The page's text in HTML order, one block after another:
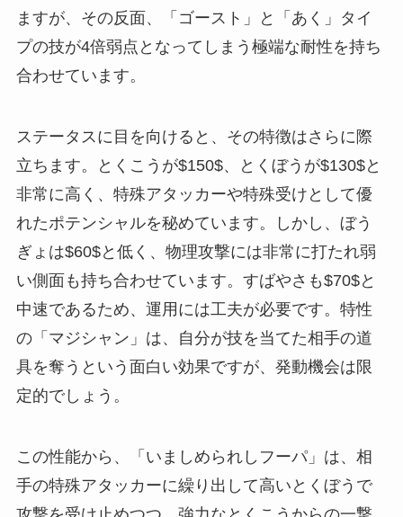
ますが、その反面、「ゴースト」と「あく」タイ
プの技が4倍弱点となってしまう極端な耐性を持ち
合わせています。
ステータスに目を向けると、その特徴はさらに際
立ちます。とくこうが$150$、とくぼうが$130$と
非常に高く、特殊アタッカーや特殊受けとして優
れたポテンシャルを秘めています。しかし、ぼう
ぎょは$60$と低く、物理攻撃には非常に打たれ弱
い側面も持ち合わせています。すばやさも$70$と
中速であるため、運用には工夫が必要です。特性
の「マジシャン」は、自分が技を当てた相手の道
具を奪うという面白い効果ですが、発動機会は限
定的でしょう。
この性能から、「いましめられしフーパ」は、相
手の特殊アタッカーに繰り出して高いとくぼうで